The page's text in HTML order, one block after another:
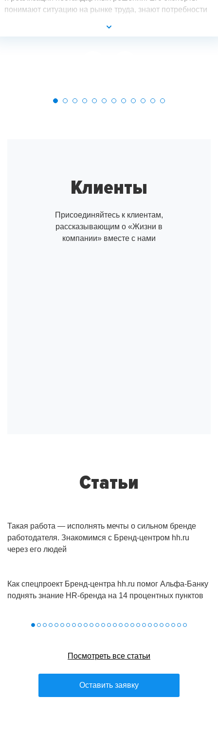
понимают ситуацию на рынке труда, знают потребности
Клиенты
Присоединяйтесь к клиентам,
рассказывающим о «Жизни в
компании» вместе с нами
Статьи
Такая работа — исполнять мечты о сильном бренде
работодателя. Знакомимся с Бренд-центром hh.ru
через его людей
Как спецпроект Бренд‑центра hh.ru помог Альфа‑Банку
поднять знание HR‑бренда на 14 процентных пунктов
Посмотреть все статьи
Оставить заявку